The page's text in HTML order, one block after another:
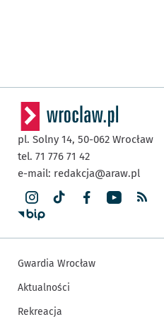
pl. Solny 14, 50-062 Wrocław
tel. 71 776 71 42
e-mail: redakcja@araw.pl
Gwardia Wrocław
Aktualności
Rekreacja